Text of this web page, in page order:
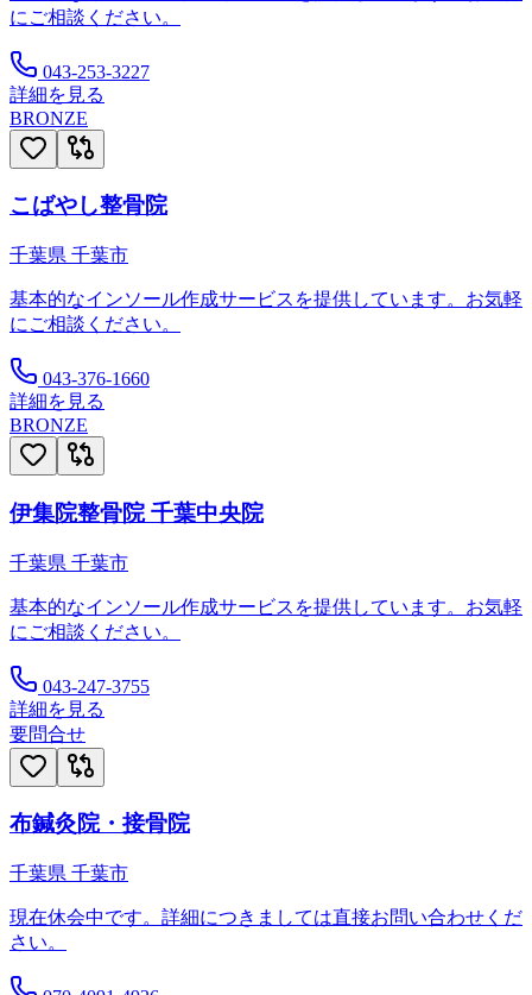
にご相談ください。
043-253-3227
詳細を見る
BRONZE
こばやし整骨院
千葉県 千葉市
基本的なインソール作成サービスを提供しています。お気軽
にご相談ください。
043-376-1660
詳細を見る
BRONZE
伊集院整骨院 千葉中央院
千葉県 千葉市
基本的なインソール作成サービスを提供しています。お気軽
にご相談ください。
043-247-3755
詳細を見る
要問合せ
布鍼灸院・接骨院
千葉県 千葉市
現在休会中です。詳細につきましては直接お問い合わせくだ
さい。